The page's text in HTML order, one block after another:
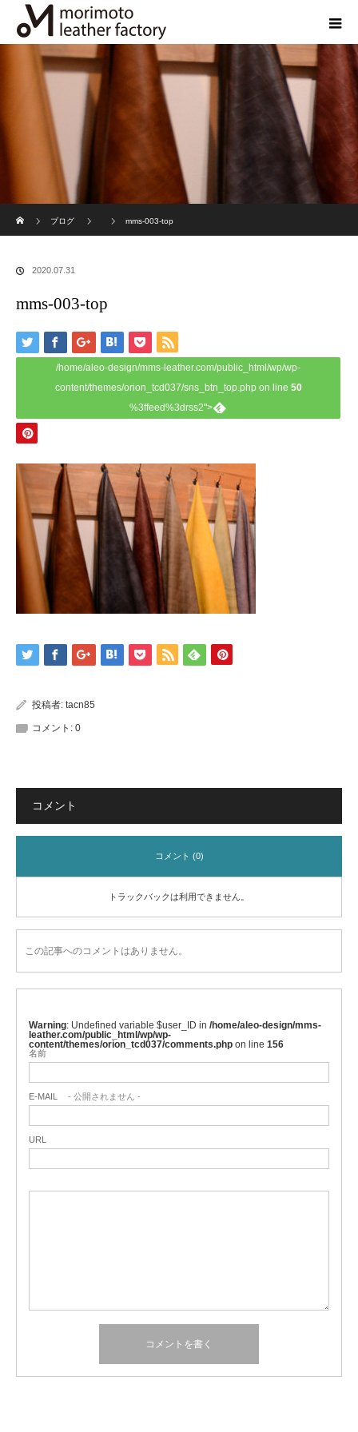
ブログ
mms-003-top
2020.07.31
mms-003-top
/home/aleo-design/mms-leather.com/public_html/wp/wp-
content/themes/orion_tcd037/sns_btn_top.php on line 50
%3ffeed%3drss2">
投稿者: tacn85
コメント: 0
コメント
コメント (0)
トラックバックは利用できません。
この記事へのコメントはありません。
Warning : Undefined variable $user_ID in /home/aleo-design/mms-
leather.com/public_html/wp/wp-
content/themes/orion_tcd037/comments.php on line 156
名前
E-MAIL - 公開されません -
URL